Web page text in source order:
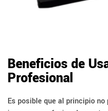
Beneficios de
Profesional
Es posible que al principio